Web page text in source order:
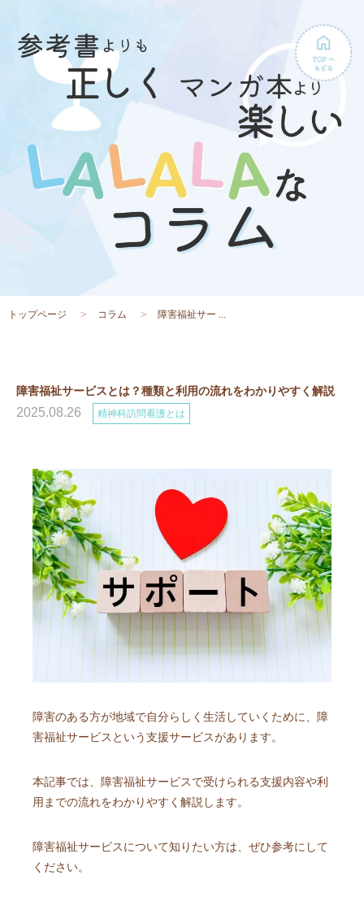
トップページ コラム 障害福祉サー ...
障害福祉サービスとは？種類と利用の流れをわかりやすく解説
2025.08.26 精神科訪問看護とは
障害のある方が地域で自分らしく生活していくために、障
害福祉サービスという支援サービスがあります。
本記事では、障害福祉サービスで受けられる支援内容や利
用までの流れをわかりやすく解説します。
障害福祉サービスについて知りたい方は、ぜひ参考にして
ください。